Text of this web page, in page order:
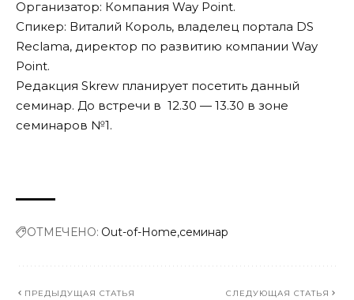
Организатор: Компания Way Point.
Спикер: Виталий Король, владелец портала DS
Reclama, директор по развитию компании Way
Point.
Редакция Skrew планирует посетить данный
семинар. До встречи в 12.30 — 13.30 в зоне
семинаров №1.
ОТМЕЧЕНО: Out-of-Home семинар
ПРЕДЫДУЩАЯ СТАТЬЯ СЛЕДУЮЩАЯ СТАТЬЯ